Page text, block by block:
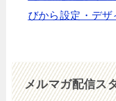
びから設定・デザ
メルマガ配信ス